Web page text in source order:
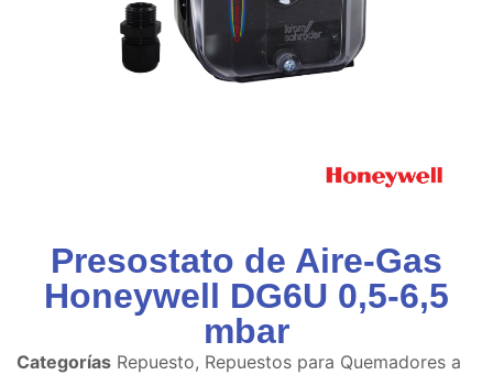
Presostato de Aire-Gas
Honeywell DG6U 0,5-6,5
mbar
Categorías Repuesto, Repuestos para Quemadores a